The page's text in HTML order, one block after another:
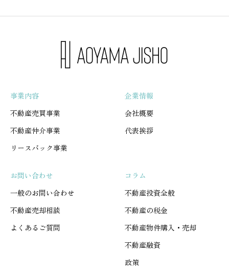
事業内容
不動産売買事業
不動産仲介事業
リースバック事業
企業情報
会社概要
代表挨拶
お問い合わせ
一般のお問い合わせ
不動産売却相談
よくあるご質問
コラム
不動産投資全般
不動産の税金
不動産物件購入・売却
不動産融資
政策